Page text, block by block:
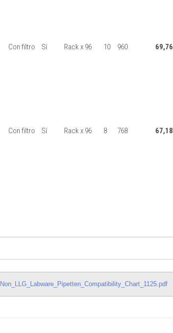
Con filtro Sí Rack x 96 10 960 69,76
Con filtro Sí Rack x 96 8 768 67,18
Non_LLG_Labware_Pipetten_Compatibility_Chart_1125.pdf